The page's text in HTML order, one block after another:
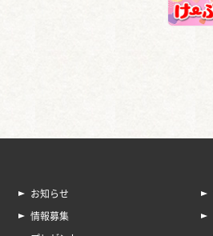
お知らせ
情報募集